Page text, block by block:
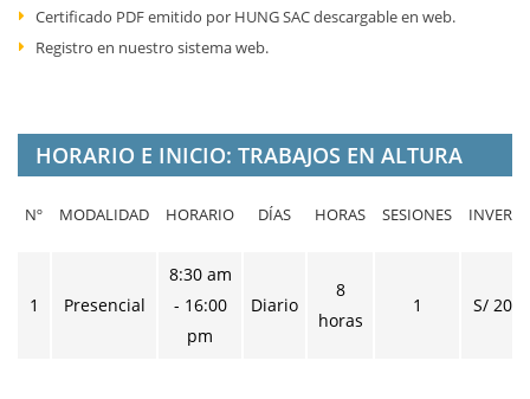
Certificado PDF emitido por HUNG SAC descargable en web.
Registro en nuestro sistema web.
HORARIO E INICIO: TRABAJOS EN ALTURA
Nº MODALIDAD HORARIO DÍAS HORAS SESIONES
1 Presencial
8:30 am
- 16:00
pm
Diario
8
horas
1 S/